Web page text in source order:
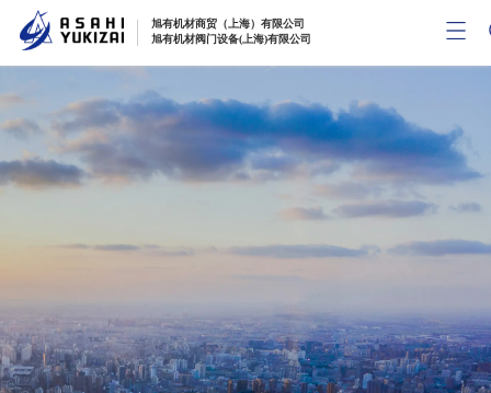
旭有机材商贸（上海）有限公司
旭有机材阀门设备(上海)有限公司